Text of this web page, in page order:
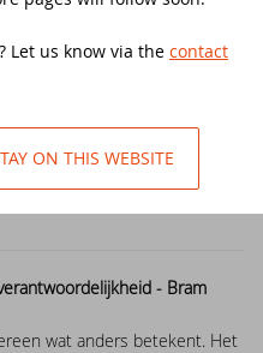
Let us know via the contact
ON THIS WEBSITE
- Henri Reterink
Layout. Een layout systeem
Web Grid Layout…
- Bram
wat anders betekent. Het
- What's New in